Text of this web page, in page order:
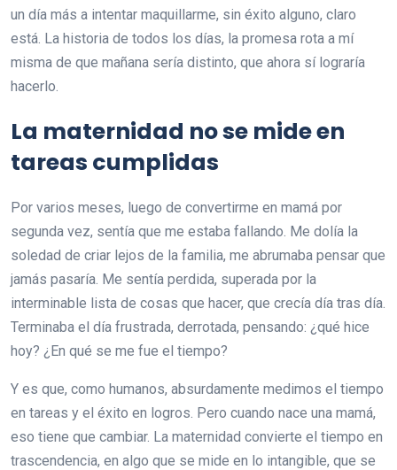
un día más a intentar maquillarme, sin éxito alguno, claro
está. La historia de todos los días, la promesa rota a mí
misma de que mañana sería distinto, que ahora sí lograría
hacerlo.
La maternidad no se mide en
tareas cumplidas
Por varios meses, luego de convertirme en mamá por
segunda vez, sentía que me estaba fallando. Me dolía la
soledad de criar lejos de la familia, me abrumaba pensar que
jamás pasaría. Me sentía perdida, superada por la
interminable lista de cosas que hacer, que crecía día tras día.
Terminaba el día frustrada, derrotada, pensando: ¿qué hice
hoy? ¿En qué se me fue el tiempo?
Y es que, como humanos, absurdamente medimos el tiempo
en tareas y el éxito en logros. Pero cuando nace una mamá,
eso tiene que cambiar. La maternidad convierte el tiempo en
trascendencia, en algo que se mide en lo intangible, que se